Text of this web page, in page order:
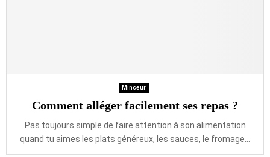
Minceur
Comment alléger facilement ses repas ?
Pas toujours simple de faire attention à son alimentation
quand tu aimes les plats généreux, les sauces, le fromage...